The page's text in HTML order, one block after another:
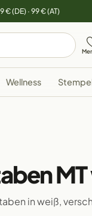
(DE) · 99 € (AT)
Wellness
in weiß,